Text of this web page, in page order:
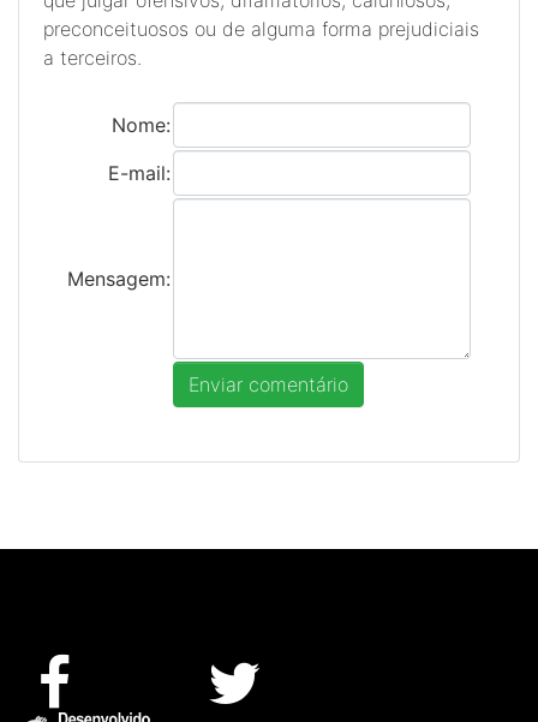
preconceituosos ou de alguma forma prejudiciais
a terceiros.
Nome:
E-mail:
Mensagem: